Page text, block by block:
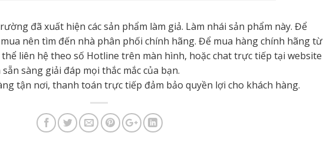
đã xuất hiện các sản phẩm làm giả. Làm nhái sản phẩm này. Để
nên tìm đến nhà phân phối chính hãng. Để mua hàng chính hãng từ
liên hệ theo số Hotline trên màn hình, hoặc chat trực tiếp tại website
sàng giải đáp mọi thắc mắc của bạn.
tận nơi, thanh toán trực tiếp đảm bảo quyền lợi cho khách hàng.